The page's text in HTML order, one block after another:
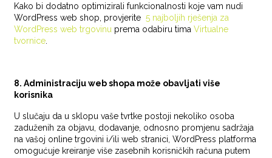
Kako bi dodatno optimizirali funkcionalnosti koje vam nudi
WordPress web shop, provjerite5 najboljih rješenja za
WordPress web trgovinu prema odabiru timaVirtualne
tvornice
8. Administraciju web shopa može obavljati više
korisnika
U slučaju da u sklopu vaše tvrtke postoji nekoliko osoba
zaduženih za objavu, dodavanje, odnosno promjenu sadržaja
na vašoj online trgovini i/ili web stranici, WordPress platforma
omogućuje kreiranje više zasebnih korisničkih računa putem